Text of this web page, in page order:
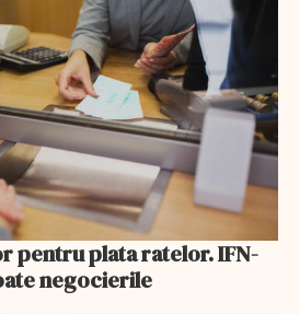
pentru plata ratelor. IFN-
negocierile